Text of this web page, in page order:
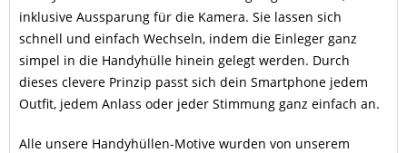
inklusive Aussparung für die Kamera. Sie lassen sich
schnell und einfach Wechseln, indem die Einleger ganz
simpel in die Handyhülle hinein gelegt werden. Durch
dieses clevere Prinzip passt sich dein Smartphone jedem
Outfit, jedem Anlass oder jeder Stimmung ganz einfach an.
Alle unsere Handyhüllen-Motive wurden von unserem